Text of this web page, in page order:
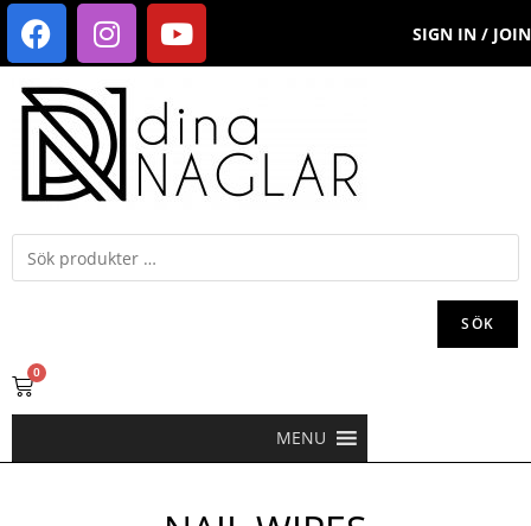
SIGN IN / JOIN
SÖK
0
MENU